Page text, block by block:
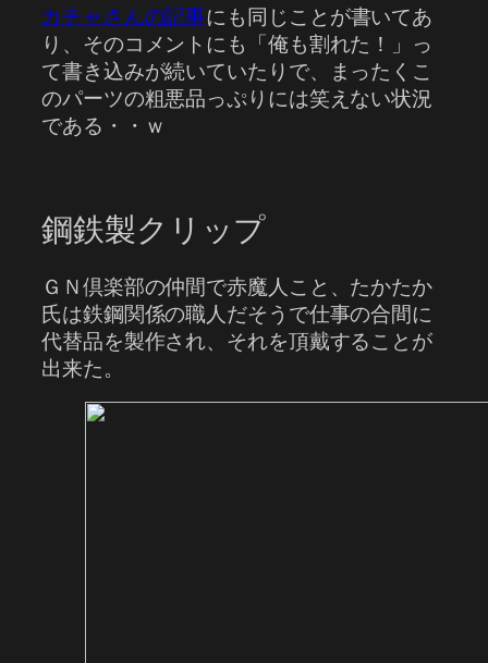
カチャさんの記事にも同じことが書いてあ
り、そのコメントにも「俺も割れた！」っ
て書き込みが続いていたりで、まったくこ
のパーツの粗悪品っぷりには笑えない状況
である・・ｗ
鋼鉄製クリップ
ＧＮ倶楽部の仲間で赤魔人こと、たかたか
氏は鉄鋼関係の職人だそうで仕事の合間に
代替品を製作され、それを頂戴することが
出来た。